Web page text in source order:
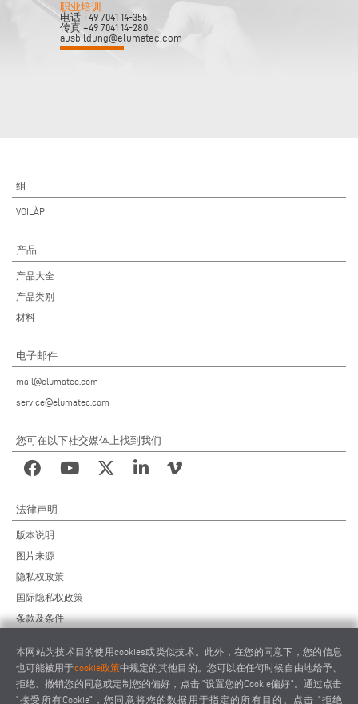
职业培训
电话 +49 7041 14-355
传真 +49 7041 14-280
ausbildung@elumatec.com
组
VOILÀP
产品
产品大全
产品类别
材料
电子邮件
mail@elumatec.com
service@elumatec.com
您可在以下社交媒体上找到我们
法律声明
版本说明
图片来源
隐私权政策
国际隐私权政策
条款及条件
供应商行为准则
本网站为技术目的使用cookies或类似技术。此外，在您的同意下，您的信息
也可能被用于cookie政策中规定的其他目的。您可以在任何时候自由地给予、
拒绝、撤销您的同意或定制您的偏好，点击 "设置您的Cookie偏好"。通过点击
"接受所有Cookie"，您同意将您的数据用于指定的所有目的。点击 "拒绝